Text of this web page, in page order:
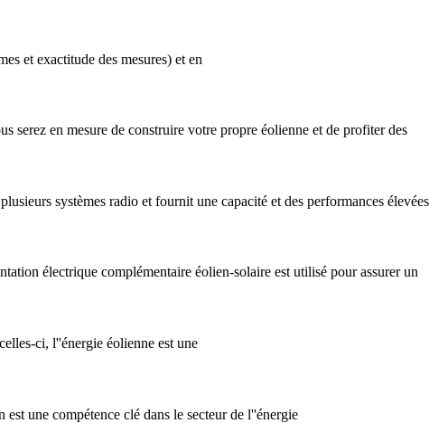
et exactitude des mesures) et en
serez en mesure de construire votre propre éolienne et de profiter des
systèmes radio et fournit une capacité et des performances
électrique complémentaire éolien-solaire est utilisé pour assurer un
ci, l''énergie éolienne est une
une compétence clé dans le secteur de l''énergie